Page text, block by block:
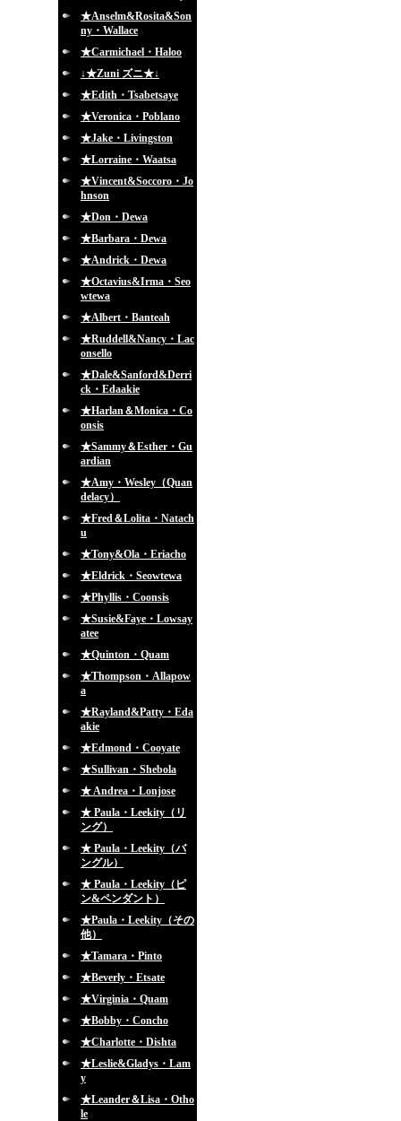
★Anselm&Rosita&Son
ny・Wallace
★Carmichael・Haloo
↓★Zuni ズニ★↓
★Edith・Tsabetsaye
★Veronica・Poblano
★Jake・Livingston
★Lorraine・Waatsa
★Vincent&Soccoro・Jo
hnson
★Don・Dewa
★Barbara・Dewa
★Andrick・Dewa
★Octavius&Irma・Seo
wtewa
★Albert・Banteah
★Ruddell&Nancy・Lac
onsello
★Dale&Sanford&Derri
ck・Edaakie
★Harlan＆Monica・Co
onsis
★Sammy＆Esther・Gu
ardian
★Amy・Wesley（Quan
delacy）
★Fred＆Lolita・Natach
u
★Tony&Ola・Eriacho
★Eldrick・Seowtewa
★Phyllis・Coonsis
★Susie&Faye・Lowsay
atee
★Quinton・Quam
★Thompson・Allapow
a
★Rayland&Patty・Eda
akie
★Edmond・Cooyate
★Sullivan・Shebola
★ Andrea・Lonjose
★ Paula・Leekity（リ
ング）
★ Paula・Leekity（バ
ングル）
★ Paula・Leekity（ピ
ン&ペンダント）
★Paula・Leekity（その
他）
★Tamara・Pinto
★Beverly・Etsate
★Virginia・Quam
★Bobby・Concho
★Charlotte・Dishta
★Leslie&Gladys・Lam
y
★Leander＆Lisa・Otho
le